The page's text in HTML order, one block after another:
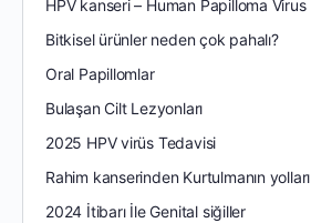
HPV kanseri – Human Papilloma Virus
Bitkisel ürünler neden çok pahalı?
Oral Papillomlar
Bulaşan Cilt Lezyonları
2025 HPV virüs Tedavisi
Rahim kanserinden Kurtulmanın yolları
2024 İtibarı İle Genital siğiller